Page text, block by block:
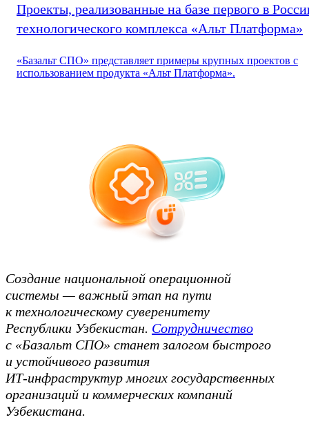
Проекты, реализованные на базе первого в
технологического комплекса «Альт Платформа»
«Базальт СПО» представляет примеры крупных проектов с
использованием продукта «Альт Платформа».
Создание национальной операционной
системы — важный этап на пути
к технологическому суверенитету
Республики Узбекистан. Сотрудничество
с «Базальт СПО» станет залогом быстрого
и устойчивого развития
ИТ-инфраструктур многих государственных
организаций и коммерческих компаний
Узбекистана.